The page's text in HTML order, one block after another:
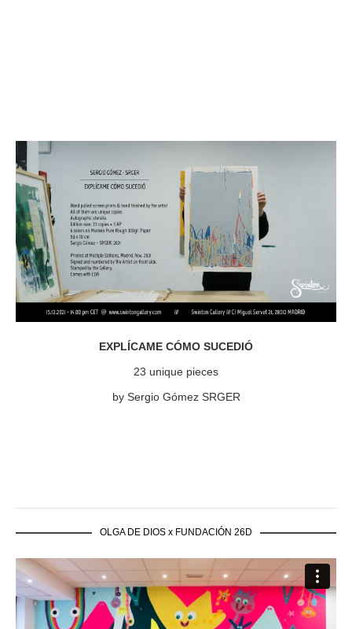
EXPLÍCAME CÓMO SUCEDIÓ
23 unique pieces
by Sergio Gómez SRGER
OLGA DE DIOS x FUNDACIÓN 26D